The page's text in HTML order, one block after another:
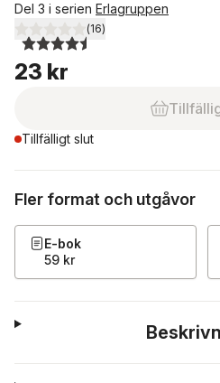
Del 3 i serien Erlagruppen
4,5utav 5 stjärnor. Totalt antal
(16)
23 kr
Tillfälligt slut
Fler format och utgåvor
E-bok
59 kr